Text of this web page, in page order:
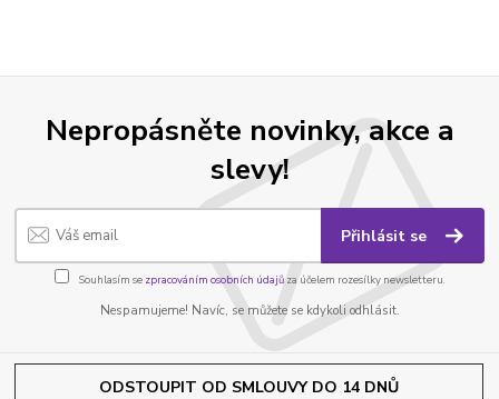
Nepropásněte novinky, akce a
slevy!
Přihlásit se
Souhlasím se zpracováním osobních údajůza účelem rozesílky newsletteru.
Nespamujeme! Navíc, se můžete se kdykoli odhlásit.
ODSTOUPIT OD SMLOUVY DO 14 DNŮ